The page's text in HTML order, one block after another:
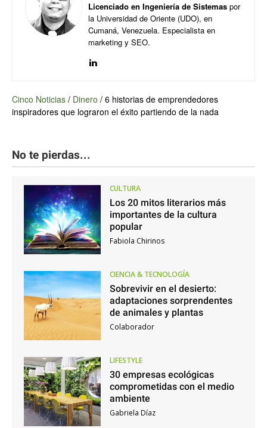
Licenciado en Ingeniería de Sistemas por
la Universidad de Oriente (UDO), en
Cumaná, Venezuela. Especialista en
marketing y SEO.
Cinco Noticias / Dinero / 6 historias de emprendedores
inspiradores que lograron el éxito partiendo de la nada
No te pierdas...
CULTURA
Los 20 mitos literarios más
importantes de la cultura
popular
Fabiola Chirinos
CIENCIA & TECNOLOGÍA
Sobrevivir en el desierto:
adaptaciones sorprendentes
de animales y plantas
Colaborador
LIFESTYLE
30 empresas ecológicas
comprometidas con el medio
ambiente
Gabriela Díaz